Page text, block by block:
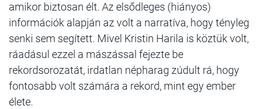
amikor biztosan élt. Az elsődleges (hiányos)
információk alapján az volt a narratíva, hogy tényleg
senki sem segített. Mivel Kristin Harila is köztük volt,
ráadásul ezzel a mászással fejezte be
rekordsorozatát, irdatlan népharag zúdult rá, hogy
fontosabb volt számára a rekord, mint egy ember
élete.